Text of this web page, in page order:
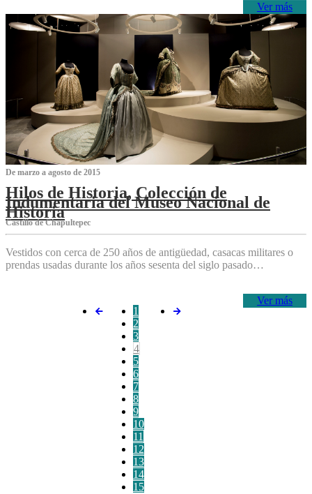
Ver más
De marzo a agosto de 2015
Hilos de Historia, Colección de
Indumentaria del Museo Nacional de
Historia
Castillo de Chapultepec
Vestidos con cerca de 250 años de antigüedad, casacas militares o
prendas usadas durante los años sesenta del siglo pasado…
Ver más
1
2
3
4
5
6
7
8
9
10
11
12
13
14
15